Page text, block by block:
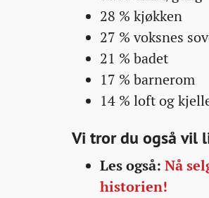
28 % kjøkken
27 % voksnes
21 % badet
17 % barnerom
14 % loft og
Vi tror du også vil
Les også: Nå
historien!